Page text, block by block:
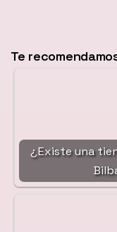
Te
¿Existe una